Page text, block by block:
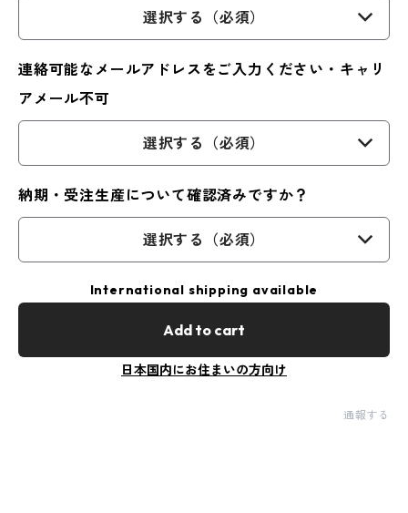
選択する（必須）
連絡可能なメールアドレスをご入力ください・キャリ
アメール不可
選択する（必須）
納期・受注生産について確認済みですか？
選択する（必須）
International shipping available
Add to cart
日本国内にお住まいの方向け
通報する